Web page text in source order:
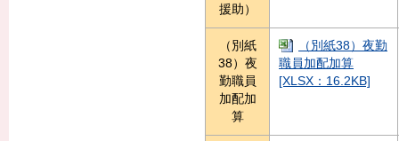
援助）
（別紙
38）夜
勤職員
加配加
算
（別紙38）夜勤
職員加配加算
[XLSX：16.2KB]